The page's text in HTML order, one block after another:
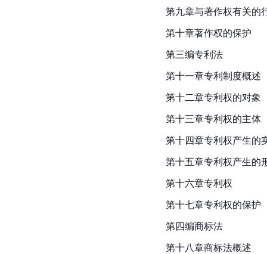
第九章与著作权有关的
第十章著作权的保护
第三编专利法
第十一章专利制度概述
第十二章专利权的对象
第十三章专利权的主体
第十四章专利权产生的
第十五章专利权产生的
第十六章专利权
第十七章专利权的保护
第四编商标法
第十八章商标法概述